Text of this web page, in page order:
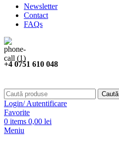
Newsletter
Contact
FAQs
+4 0751 610 048
Caută
Login/ Autentificare
Favorite
0 items 0,00 lei
Meniu